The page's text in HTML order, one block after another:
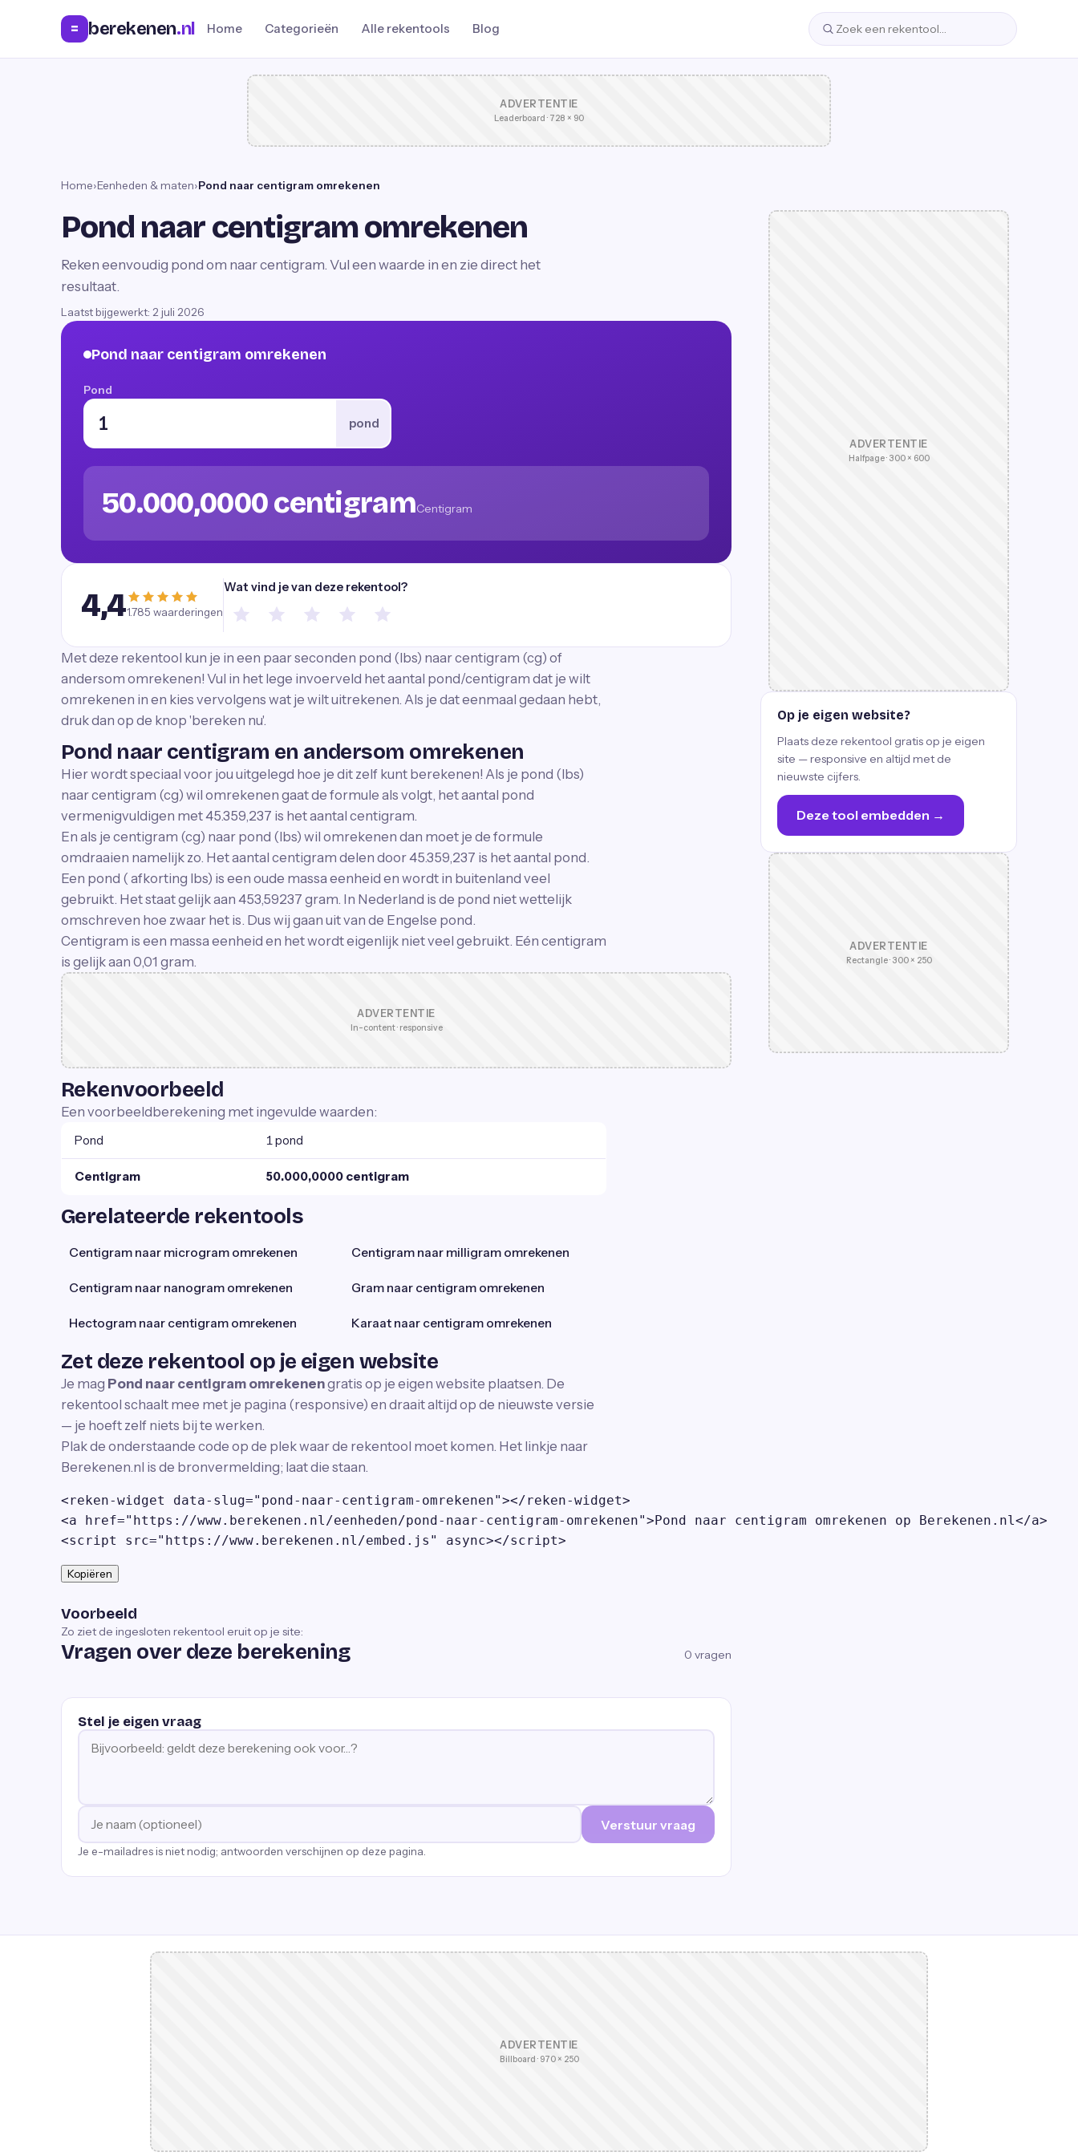
= berekenen.nl Home Categorieën Alle rekentools Blog
ADVERTENTIE
Leaderboard · 728 × 90
Home›Eenheden & maten›Pond naar centigram omrekenen
Pond naar centigram omrekenen
Reken eenvoudig pond om naar centigram. Vul een waarde in en zie direct het
resultaat.
Laatst bijgewerkt: 2 juli 2026
Pond naar centigram omrekenen
Pond
pond
50.000,0000 centigramCentigram
4,41.785 waarderingen
Wat vind je van deze rekentool?
Met deze rekentool kun je in een paar seconden pond (lbs) naar centigram (cg) of
andersom omrekenen! Vul in het lege invoerveld het aantal pond/centigram dat je wilt
omrekenen in en kies vervolgens wat je wilt uitrekenen. Als je dat eenmaal gedaan hebt,
druk dan op de knop 'bereken nu'.
Pond naar centigram en andersom omrekenen
Hier wordt speciaal voor jou uitgelegd hoe je dit zelf kunt berekenen! Als je pond (lbs)
naar centigram (cg) wil omrekenen gaat de formule als volgt, het aantal pond
vermenigvuldigen met 45.359,237 is het aantal centigram.
En als je centigram (cg) naar pond (lbs) wil omrekenen dan moet je de formule
omdraaien namelijk zo. Het aantal centigram delen door 45.359,237 is het aantal pond.
Een pond ( afkorting lbs) is een oude massa eenheid en wordt in buitenland veel
gebruikt. Het staat gelijk aan 453,59237 gram. In Nederland is de pond niet wettelijk
omschreven hoe zwaar het is. Dus wij gaan uit van de Engelse pond.
Centigram is een massa eenheid en het wordt eigenlijk niet veel gebruikt. Eén centigram
is gelijk aan 0,01 gram.
ADVERTENTIE
In-content · responsive
Rekenvoorbeeld
Een voorbeeldberekening met ingevulde waarden:
Pond 1 pond
Centigram 50.000,0000 centigram
Gerelateerde rekentools
Centigram naar microgram omrekenen Centigram naar milligram omrekenen
Centigram naar nanogram omrekenen Gram naar centigram omrekenen
Hectogram naar centigram omrekenen Karaat naar centigram omrekenen
Zet deze rekentool op je eigen website
Je mag Pond naar centigram omrekenengratis op je eigen website plaatsen. De
rekentool schaalt mee met je pagina (responsive) en draait altijd op de nieuwste versie
— je hoeft zelf niets bij te werken.
Plak de onderstaande code op de plek waar de rekentool moet komen. Het linkje naar
Berekenen.nl is de bronvermelding; laat die staan.
<reken-widget data-slug="pond-naar-centigram-omrekenen"></reken-widget>
<a href="https://www.berekenen.nl/eenheden/pond-naar-centigram-omrekenen">Pond naar centigram omrekenen op Berekenen.nl</a>
<script src="https://www.berekenen.nl/embed.js" async></script>
Kopiëren
Voorbeeld
Zo ziet de ingesloten rekentool eruit op je site:
Vragen over deze berekening 0 vragen
Stel je eigen vraag
Verstuur vraag
Je e-mailadres is niet nodig; antwoorden verschijnen op deze pagina.
ADVERTENTIE
Halfpage · 300 × 600
Op je eigen website?
Plaats deze rekentool gratis op je eigen
site — responsive en altijd met de
nieuwste cijfers.
Deze tool embedden →
ADVERTENTIE
Rectangle · 300 × 250
ADVERTENTIE
Billboard · 970 × 250